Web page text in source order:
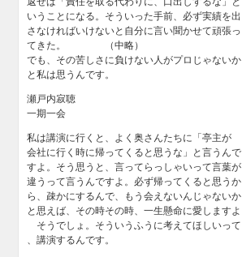
いうことになる。そういった手前、必ず実績を出
さなければいけないと自分に言い聞かせて頑張っ
てきた。 （中略）
でも、その苦しさに負けない人がプロじゃないか
と私は思うんです。
瀬戸内寂聴
一期一会
私は講演に行くと、よく奥さんたちに「亭主が
会社に行く時に帰ってくると思うな」と言うんで
すよ。そう思うと、言ってらっしゃいって言葉が
違うって言うんですよ。必ず帰ってくると思うか
ら、疎かにするんで、もう会えないんじゃないか
と思えば、その時その時、一生懸命に愛しますよ
そうでしょ。そういうふうに考えてほしいって
、講演するんです。